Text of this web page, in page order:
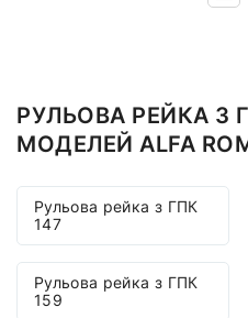
РУЛЬОВА РЕЙКА З
МОДЕЛЕЙ ALFA
Рульова рейка з ГПК
147
Рульова рейка з ГПК
159